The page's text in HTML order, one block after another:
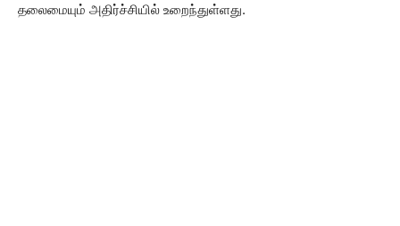
தலைமையும் அதிர்ச்சியில் உறைந்துள்ளது.